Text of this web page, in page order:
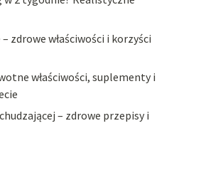
zdrowe właściwości i korzyści
właściwości, suplementy i
– zdrowe przepisy i